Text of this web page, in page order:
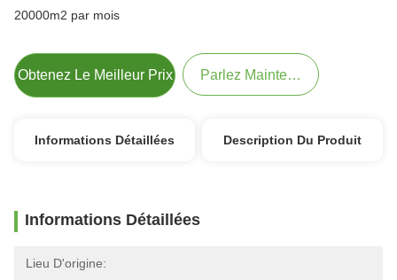
20000m2 par mois
Obtenez Le Meilleur Prix Parlez Maintenant.
Informations Détaillées Description Du Produit
Informations Détaillées
Lieu D'origine: